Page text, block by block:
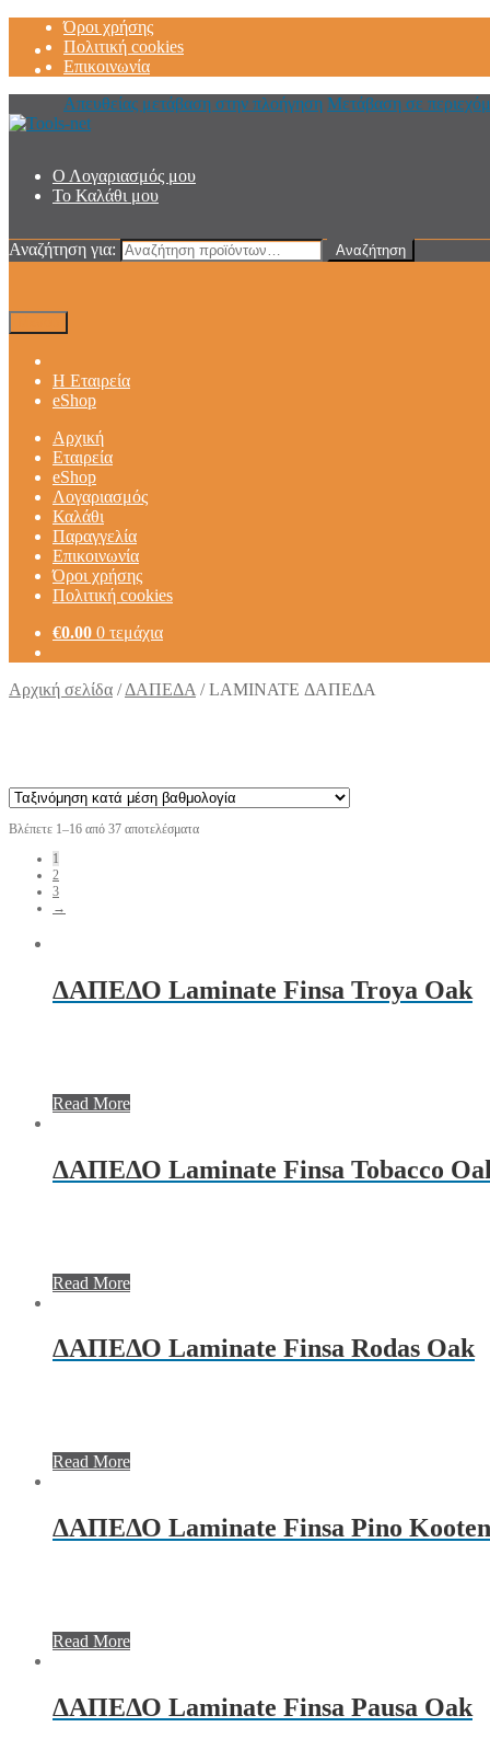
Όροι χρήσης
Πολιτική cookies
Επικοινωνία
Απευθείας μετάβαση στην πλοήγηση Μετάβαση σε
Ο Λογαριασμός μου
Το Καλάθι μου
Αναζήτηση για: Αναζήτηση
Η Εταιρεία
eShop
Αρχική
Εταιρεία
eShop
Λογαριασμός
Καλάθι
Παραγγελία
Επικοινωνία
Όροι χρήσης
Πολιτική cookies
€0.00 0 τεμάχια
Αρχική σελίδα /ΔΑΠΕΔΑ /LAMINATE ΔΑΠΕΔΑ
Βλέπετε 1–16 από 37 αποτελέσματα
1
2
3
→
ΔΑΠΕΔΟ Laminate Finsa Troya Oak
Read More
ΔΑΠΕΔΟ Laminate Finsa Tobacco
Read More
ΔΑΠΕΔΟ Laminate Finsa Rodas Oak
Read More
ΔΑΠΕΔΟ Laminate Finsa Pino
Read More
ΔΑΠΕΔΟ Laminate Finsa Pausa Oak